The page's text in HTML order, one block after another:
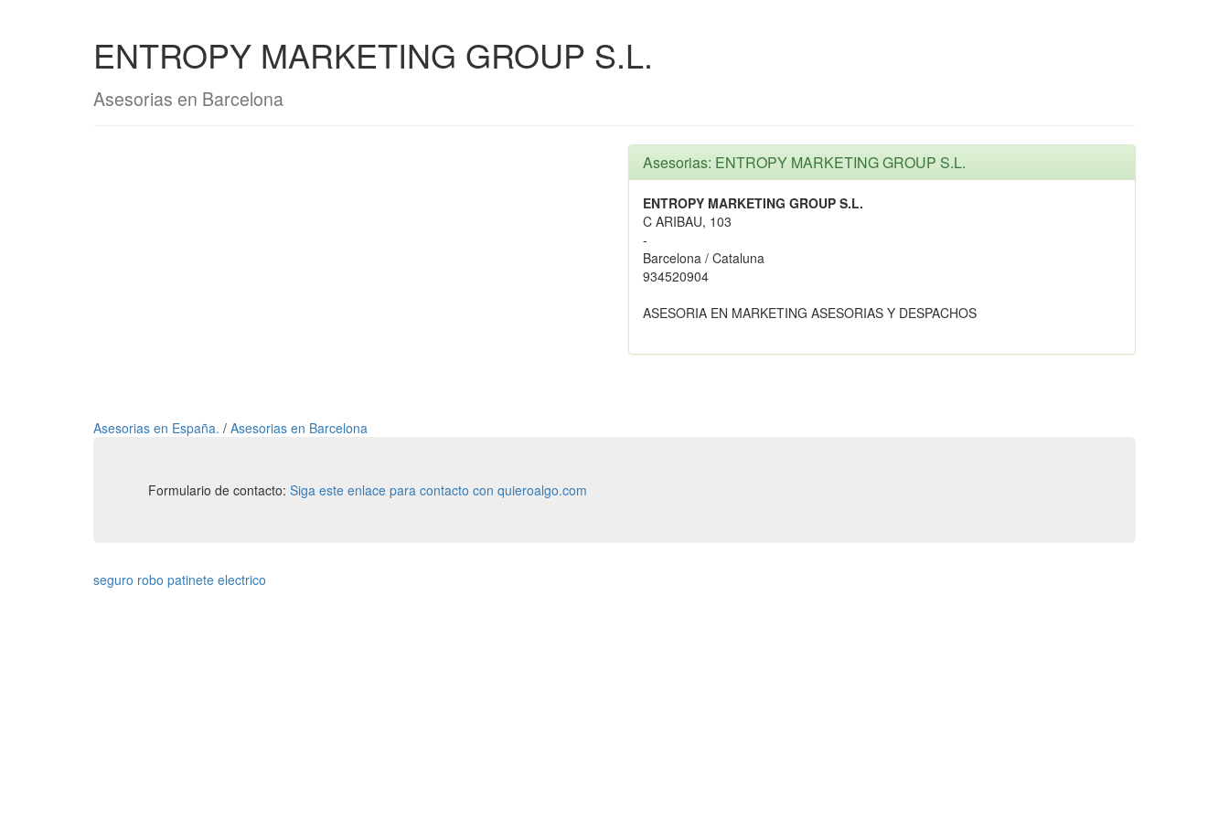
ENTROPY MARKETING GROUP S.L.
Asesorias en Barcelona
Asesorias: ENTROPY MARKETING GROUP S.L.
ENTROPY MARKETING GROUP S.L.
C ARIBAU, 103
-
Barcelona / Cataluna
934520904
ASESORIA EN MARKETING ASESORIAS Y DESPACHOS
Asesorias en España. / Asesorias en Barcelona
Formulario de contacto: Siga este enlace para contacto con quieroalgo.com
seguro robo patinete electrico